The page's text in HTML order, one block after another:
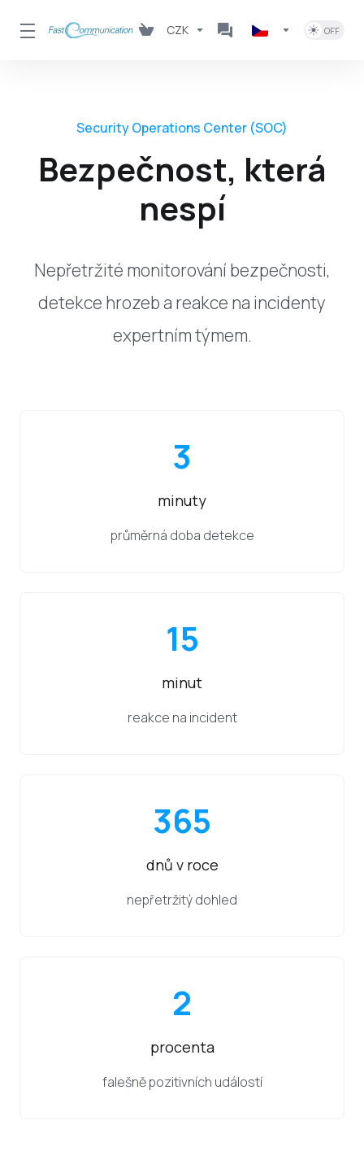
CZK
Security Operations Center (SOC)
Bezpečnost, která
nespí
Nepřetržité monitorování bezpečnosti,
detekce hrozeb a reakce na incidenty
expertním týmem.
3
minuty
průměrná doba detekce
15
minut
reakce na incident
365
dnů v roce
nepřetržitý dohled
2
procenta
falešně pozitivních událostí